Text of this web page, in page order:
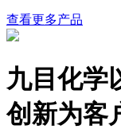
查看更多产品
九目化学
创新为客